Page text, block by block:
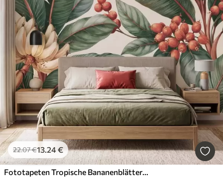
22.07€13.24€
Fototapeten Tropische Bananenblätter mit Trauben roter Kaffeekirschen, im Aquarellstil